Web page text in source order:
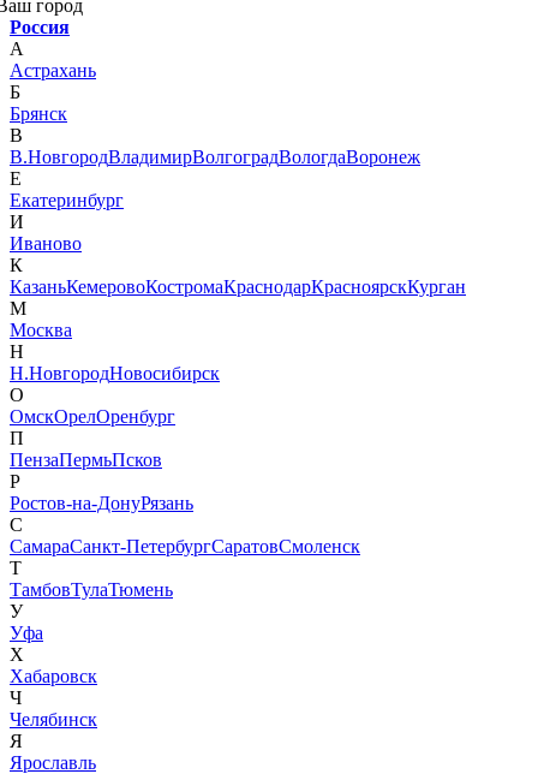
город
Россия
А
Астрахань
Б
Брянск
В
В.НовгородВладимирВолгоградВологдаВоронеж
Е
Екатеринбург
И
Иваново
К
КазаньКемеровоКостромаКраснодарКрасноярскКурган
М
Москва
Н
Н.НовгородНовосибирск
О
ОмскОрелОренбург
П
ПензаПермьПсков
Р
Ростов-на-ДонуРязань
С
СамараСанкт-ПетербургСаратовСмоленск
Т
ТамбовТулаТюмень
У
Уфа
Х
Хабаровск
Ч
Челябинск
Я
Ярославль